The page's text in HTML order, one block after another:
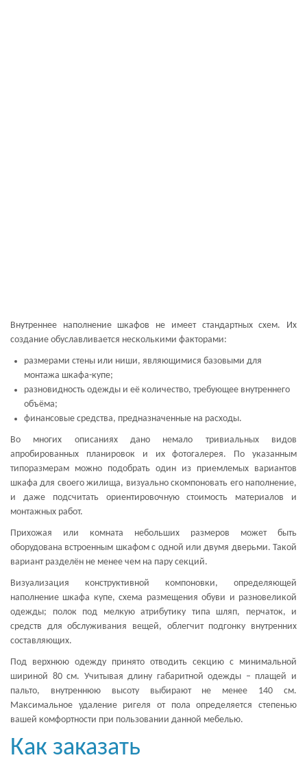
Внутреннее наполнение шкафов не имеет стандартных схем. Их
создание обуславливается несколькими факторами:
размерами стены или ниши, являющимися базовыми для
монтажа шкафа-купе;
разновидность одежды и её количество, требующее внутреннего
объёма;
финансовые средства, предназначенные на расходы.
Во многих описаниях дано немало тривиальных видов
апробированных планировок и их фотогалерея. По указанным
типоразмерам можно подобрать один из приемлемых вариантов
шкафа для своего жилища, визуально скомпоновать его наполнение,
и даже подсчитать ориентировочную стоимость материалов и
монтажных работ.
Прихожая или комната небольших размеров может быть
оборудована встроенным шкафом с одной или двумя дверьми. Такой
вариант разделён не менее чем на пару секций.
Визуализация конструктивной компоновки, определяющей
наполнение шкафа купе, схема размещения обуви и разновеликой
одежды; полок под мелкую атрибутику типа шляп, перчаток, и
средств для обслуживания вещей, облегчит подгонку внутренних
составляющих.
Под верхнюю одежду принято отводить секцию с минимальной
шириной 80 см. Учитывая длину габаритной одежды – плащей и
пальто, внутреннюю высоту выбирают не менее 140 см.
Максимальное удаление ригеля от пола определяется степенью
вашей комфортности при пользовании данной мебелью.
Как заказать